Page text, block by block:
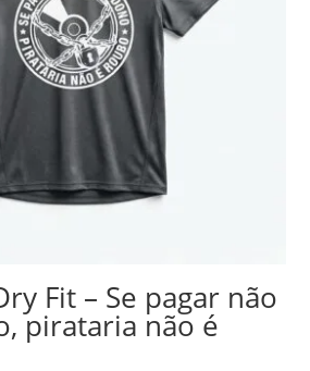
Fit – Se pagar não
pirataria não é